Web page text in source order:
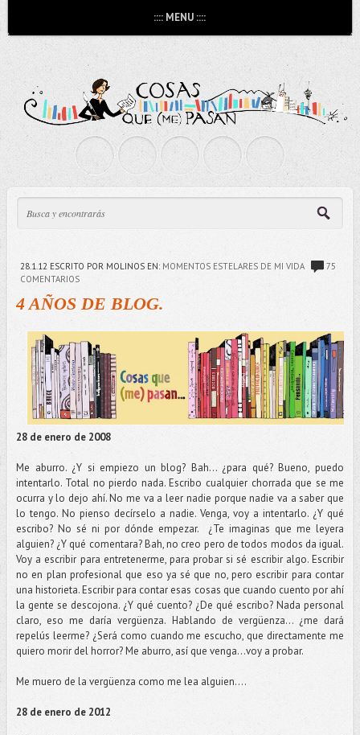
:::: MENU ::::
28.1.12 ESCRITO POR MOLINOS EN: MOMENTOS ESTELARES DE MI VIDA
75
COMENTARIOS
4 AÑOS DE BLOG.
28 de enero de 2008
Me aburro. ¿Y si empiezo un blog? Bah... ¿para qué? Bueno, puedo
intentarlo. Total no pierdo nada. Escribo cualquier chorrada que se me
ocurra y lo dejo ahí. No me va a leer nadie porque nadie va a saber que
lo tengo. No pienso decírselo a nadie. Venga, voy a intentarlo. ¿Y qué
escribo? No sé ni por dónde empezar. ¿Te imaginas que me leyera
alguien? ¿Y qué comentara? Bah, no creo pero de todos modos da igual.
Voy a escribir para entretenerme, para probar si sé escribir algo. Escribir
no en plan profesional que eso ya sé que no, pero escribir para contar
una historieta. Escribir para contar esas cosas que cuando cuento por ahí
la gente se descojona. ¿Y qué cuento? ¿De qué escribo? Nada personal
claro, eso me daría vergüenza. Hablando de vergüenza... ¿me dará
repelús leerme? ¿Será como cuando me escucho, que directamente me
quiero morir del horror? Me aburro, así que venga...voy a probar.
Me muero de la vergüenza como me lea alguien....
28 de enero de 2012